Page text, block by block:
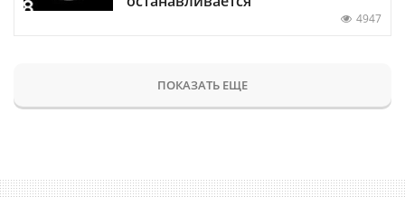
4947
ПОКАЗАТЬ ЕЩЕ